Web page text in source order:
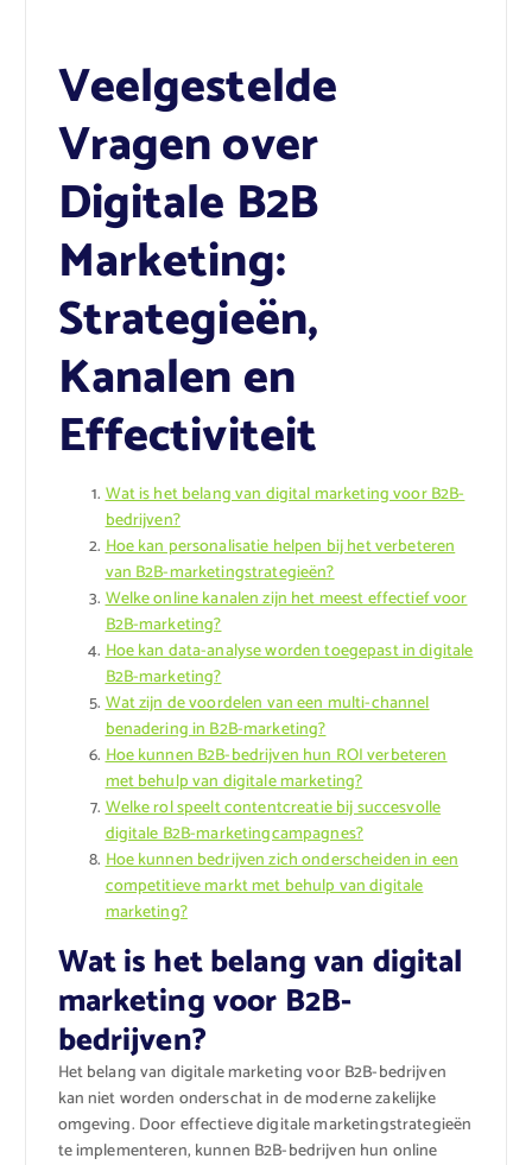
Veelgestelde
Vragen over
Digitale B2B
Marketing:
Strategieën,
Kanalen en
Effectiviteit
Wat is het belang van digital marketing voor B2B-
bedrijven?
Hoe kan personalisatie helpen bij het verbeteren
van B2B-marketingstrategieën?
Welke online kanalen zijn het meest effectief voor
B2B-marketing?
Hoe kan data-analyse worden toegepast in digitale
B2B-marketing?
Wat zijn de voordelen van een multi-channel
benadering in B2B-marketing?
Hoe kunnen B2B-bedrijven hun ROI verbeteren
met behulp van digitale marketing?
Welke rol speelt contentcreatie bij succesvolle
digitale B2B-marketingcampagnes?
Hoe kunnen bedrijven zich onderscheiden in een
competitieve markt met behulp van digitale
marketing?
Wat is het belang van digital
marketing voor B2B-
bedrijven?
Het belang van digitale marketing voor B2B-bedrijven
kan niet worden onderschat in de moderne zakelijke
omgeving. Door effectieve digitale marketingstrategieën
te implementeren, kunnen B2B-bedrijven hun online